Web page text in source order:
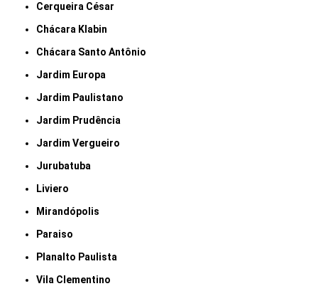
Cerqueira César
Chácara Klabin
Chácara Santo Antônio
Jardim Europa
Jardim Paulistano
Jardim Prudência
Jardim Vergueiro
Jurubatuba
Liviero
Mirandópolis
Paraiso
Planalto Paulista
Vila Clementino